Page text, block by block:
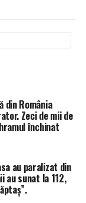
din România
Zeci de mii de
închinat
au paralizat din
au sunat la 112,